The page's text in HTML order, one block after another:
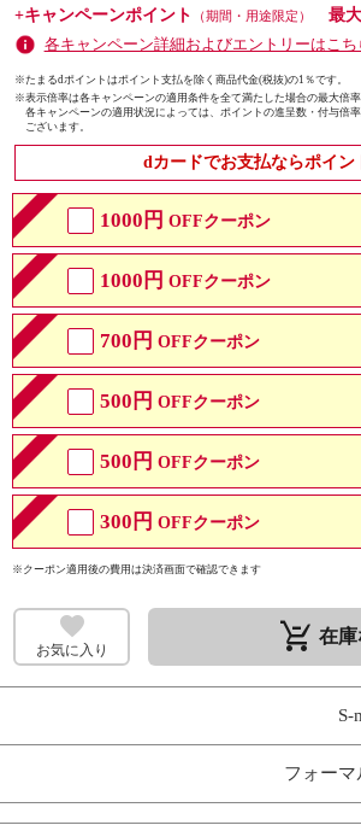
+キャンペーンポイント
（期間・用途限定）
最
各キャンペーン詳細およびエントリーはこち
※たまるdポイントはポイント支払を除く商品代金(税抜)の1％です。
※表示倍率は各キャンペーンの適用条件を全て満たした場合の最大倍率
各キャンペーンの適用状況によっては、ポイントの進呈数・付与倍
ございます。
dカードでお支払ならポイン
1000円 OFFクーポン
1000円 OFFクーポン
700円 OFFクーポン
500円 OFFクーポン
500円 OFFクーポン
300円 OFFクーポン
※クーポン適用後の費用は決済画面で確認できます
お気に入り remove_shopping_cart 在庫
S-
フォーマ